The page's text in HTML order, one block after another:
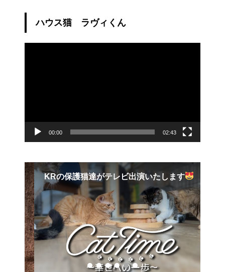
ハウス猫 ラヴィくん
00:00 02:43
KRの保護猫達がテレビ出演いたします